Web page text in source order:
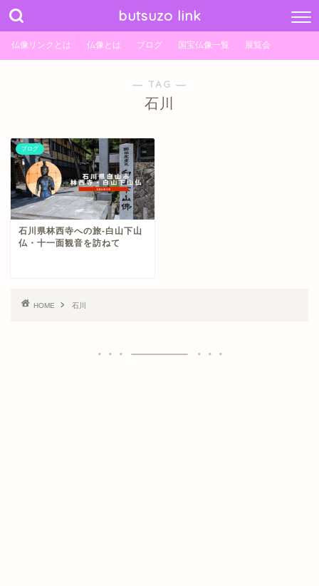
butsuzo link
仏像リンクとは 仏像とは ブログ 国宝仏像一覧 展覧会
― TAG ―
石川
ブログ
石川県林西寺への旅-白山下山
仏・十一面観音を訪ねて
HOME 石川